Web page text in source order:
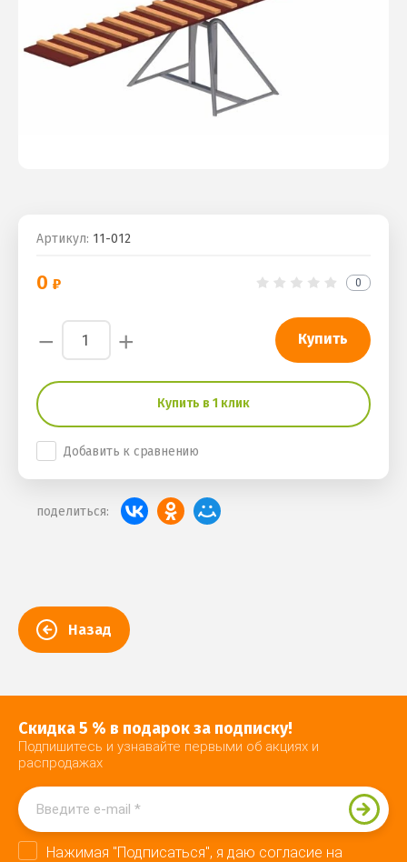
Артикул: 11-012
0 0
− + Купить
Купить в 1 клик
Добавить к сравнению
поделиться:
Назад
Скидка 5 % в подарок за подписку!
Подпишитесь и узнавайте первыми об акциях и
распродажах
Нажимая "Подписаться", я даю согласие на